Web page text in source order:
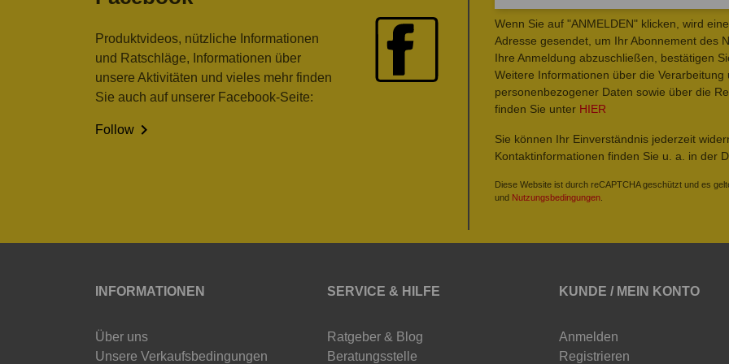
Produktvideos, nützliche Informationen
und Ratschläge, Informationen über
unsere Aktivitäten und vieles mehr finden
Sie auch auf unserer Facebook-Seite:
Follow 
Wenn Sie auf "ANMELDEN" klicken, wird
Adresse gesendet, um Ihr Abonnement des
Ihre Anmeldung abzuschließen, bestätigen
Weitere Informationen über die Verarbeitung
personenbezogener Daten sowie über die
finden Sie unter HIER
Sie können Ihr Einverständnis jederzeit
Kontaktinformationen finden Sie u. a. in der
Diese Website ist durch reCAPTCHA geschützt und es
und Nutzungsbedingungen
INFORMATIONEN
Über uns
Unsere Verkaufsbedingungen
SERVICE & HILFE
Ratgeber & Blog
Beratungsstelle
KUNDE / MEIN KONTO
Anmelden
Registrieren